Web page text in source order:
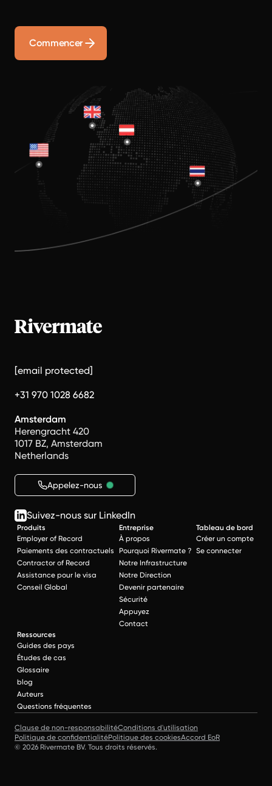
Commencer
[email protected]
+31 970 1028 6682
Amsterdam
Herengracht 420
1017 BZ, Amsterdam
Netherlands
Appelez-nous
Suivez-nous sur LinkedIn
Produits
Employer of Record
Paiements des contractuels
Contractor of Record
Assistance pour le visa
Conseil Global
Entreprise
À propos
Pourquoi Rivermate ?
Notre Infrastructure
Notre Direction
Devenir partenaire
Sécurité
Appuyez
Contact
Tableau de bord
Créer un compte
Se connecter
Ressources
Guides des pays
Études de cas
Glossaire
blog
Auteurs
Questions fréquentes
Clause de non-responsabilitéConditions d'utilisation
Politique de confidentialitéPolitique des cookiesAccord EoR
© 2026 Rivermate BV. Tous droits réservés.